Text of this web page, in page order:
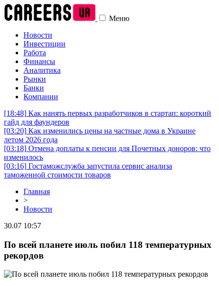
Меню
Новости
Инвестиции
Работа
Финансы
Аналитика
Рынки
Банки
Компании
[18:48] Как нанять первых разработчиков в стартап: короткий
гайд для фаундеров
[03:20] Как изменились цены на частные дома в Украине
летом 2026 года
[03:18] Отмена доплаты к пенсии для Почетных доноров: что
изменилось
[03:16] Гостаможслужба запустила сервис анализа
таможенной стоимости товаров
Главная
>
Новости
30.07 10:57
По всей планете июль побил 118 температурных
рекордов